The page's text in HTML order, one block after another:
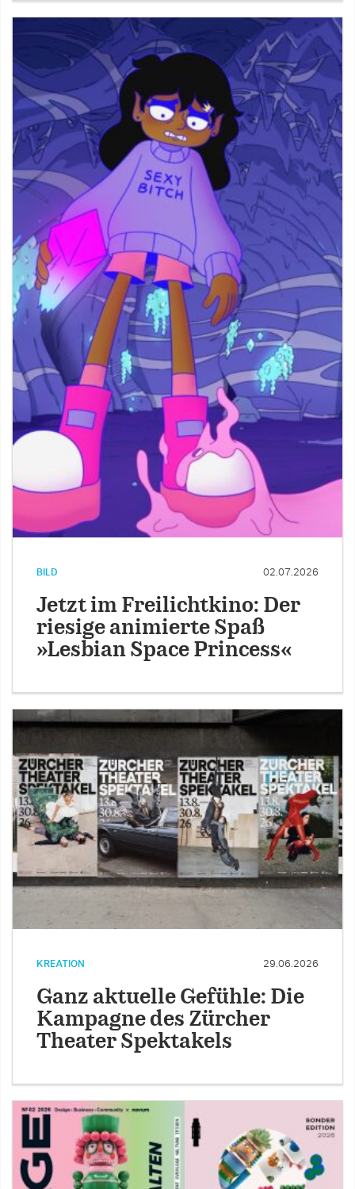
BILD 02.07.2026
Jetzt im Freilichtkino: Der
riesige animierte Spaß
»Lesbian Space Princess«
KREATION 29.06.2026
Ganz aktuelle Gefühle: Die
Kampagne des Zürcher
Theater Spektakels